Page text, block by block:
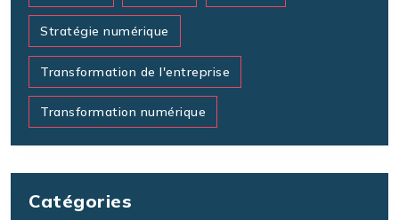
Stratégie numérique
Transformation de l'entreprise
Transformation numérique
Catégories